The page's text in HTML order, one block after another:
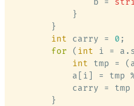
                b =
            }
        }
int carry = 0 ;
for ( int i =
int tmp =
a[i] = tmp
carry = tmp
        }